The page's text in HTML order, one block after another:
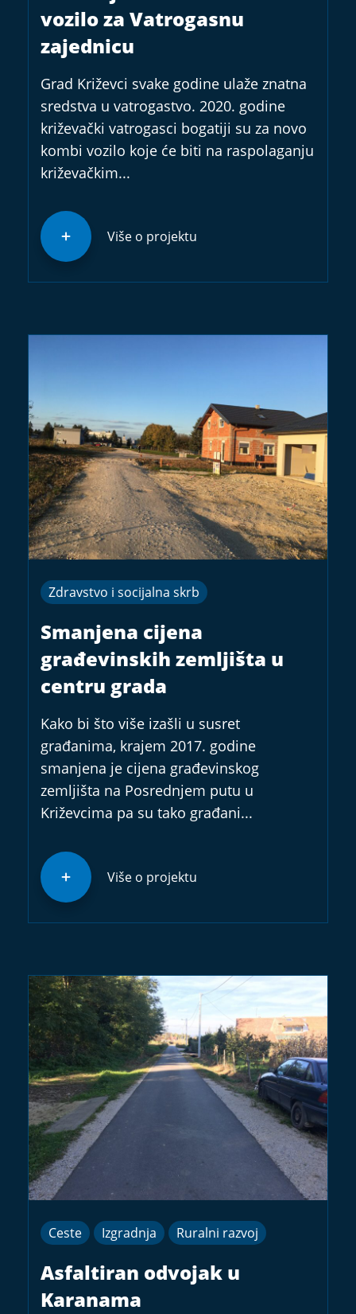
vozilo za Vatrogasnu
zajednicu
Grad Križevci svake godine ulaže znatna
sredstva u vatrogastvo. 2020. godine
križevački vatrogasci bogatiji su za novo
kombi vozilo koje će biti na raspolaganju
križevačkim...
Više o projektu
Zdravstvo i socijalna skrb
Smanjena cijena
građevinskih zemljišta u
centru grada
Kako bi što više izašli u susret
građanima, krajem 2017. godine
smanjena je cijena građevinskog
zemljišta na Posrednjem putu u
Križevcima pa su tako građani...
Više o projektu
Ceste Izgradnja Ruralni razvoj
Asfaltiran odvojak u
Karanama